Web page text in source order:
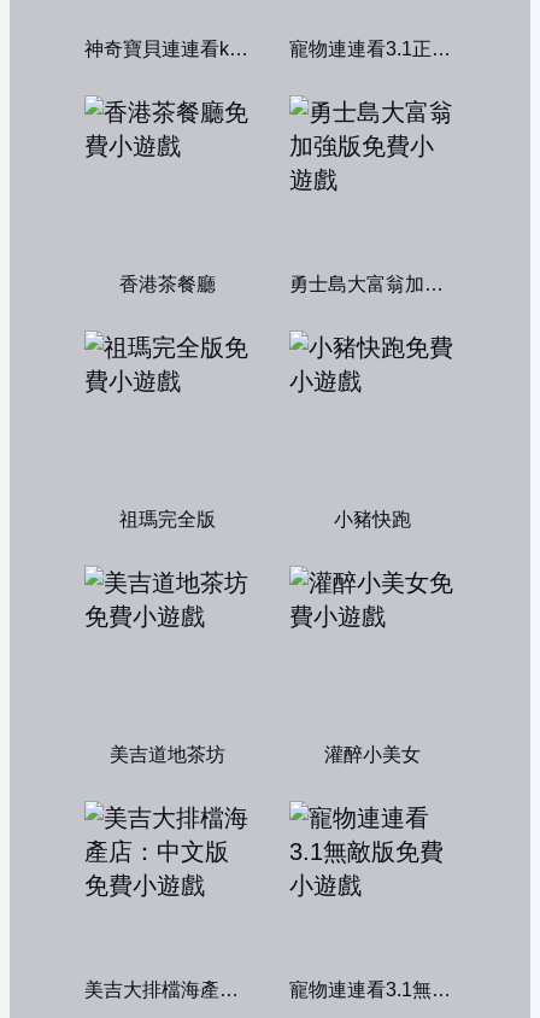
神奇寶貝連連看kawai版2004 寵物連連看3.1正式版
香港茶餐廳 勇士島大富翁加強版
祖瑪完全版 小豬快跑
美吉道地茶坊 灌醉小美女
美吉大排檔海產店：中文版 寵物連連看3.1無敵版